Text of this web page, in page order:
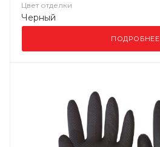
Цвет отделки
Черный
ПОДРОБНЕЕ